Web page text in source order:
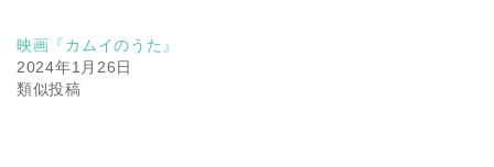
映画『カムイのうた』
2024年1月26日
類似投稿